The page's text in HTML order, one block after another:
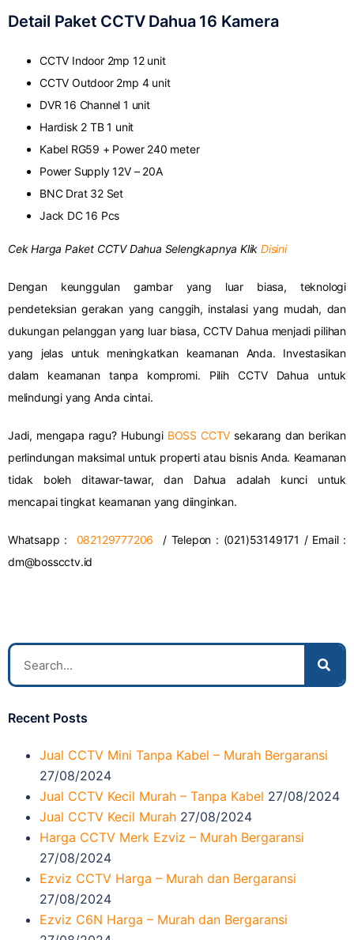
Detail Paket CCTV Dahua 16 Kamera
CCTV Indoor 2mp 12 unit
CCTV Outdoor 2mp 4 unit
DVR 16 Channel 1 unit
Hardisk 2 TB 1 unit
Kabel RG59 + Power 240 meter
Power Supply 12V – 20A
BNC Drat 32 Set
Jack DC 16 Pcs
Cek Harga Paket CCTV Dahua Selengkapnya Klik Disini
Dengan keunggulan gambar yang luar biasa, teknologi
pendeteksian gerakan yang canggih, instalasi yang mudah, dan
dukungan pelanggan yang luar biasa, CCTV Dahua menjadi pilihan
yang jelas untuk meningkatkan keamanan Anda. Investasikan
dalam keamanan tanpa kompromi. Pilih CCTV Dahua untuk
melindungi yang Anda cintai.
Jadi, mengapa ragu? Hubungi BOSS CCTV sekarang dan berikan
perlindungan maksimal untuk properti atau bisnis Anda. Keamanan
tidak boleh ditawar-tawar, dan Dahua adalah kunci untuk
mencapai tingkat keamanan yang diinginkan.
Whatsapp : 082129777206 / Telepon : (021)53149171 / Email :
dm@bosscctv.id
Recent Posts
Jual CCTV Mini Tanpa Kabel – Murah Bergaransi
27/08/2024
Jual CCTV Kecil Murah – Tanpa Kabel 27/08/2024
Jual CCTV Kecil Murah 27/08/2024
Harga CCTV Merk Ezviz – Murah Bergaransi
27/08/2024
Ezviz CCTV Harga – Murah dan Bergaransi
27/08/2024
Ezviz C6N Harga – Murah dan Bergaransi